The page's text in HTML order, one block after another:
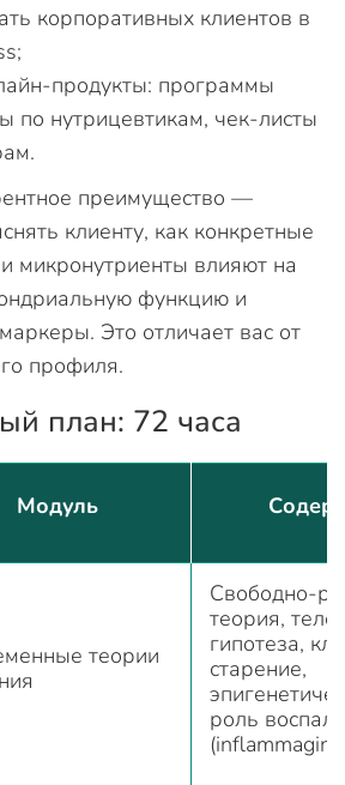
корпоративных клиентов в
продукты: программы
по нутрицевтикам, чек-листы
преимущество —
клиенту, как конкретные
микронутриенты влияют на
функцию и
Это отличает вас от
профиля.
план: 72 часа
Модуль
теории
Свободно-
теория,
гипотеза,
старение,
роль